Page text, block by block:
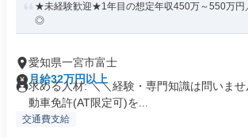
★未経験歓迎★1年目の想定年収450万～550万円
◎
愛知県一宮市富士
月給32万円以上
求める人材: ＼＼経験・専門知識は問いま
動車免許(AT限定可)を...
交通費支給